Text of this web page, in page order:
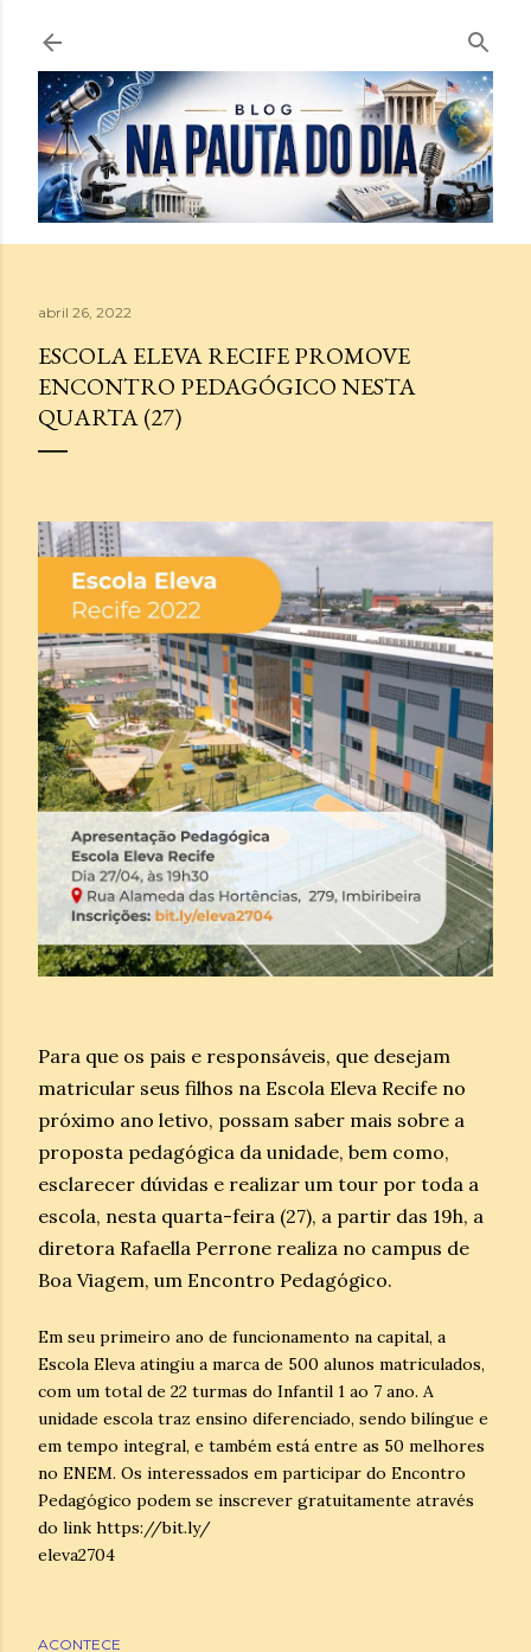
Pular para o conteúdo principal
abril 26, 2022
ESCOLA ELEVA RECIFE PROMOVE
ENCONTRO PEDAGÓGICO NESTA
QUARTA (27)
Para que os pais e responsáveis, que desejam
matricular seus filhos na Escola Eleva Recife no
próximo ano letivo, possam saber mais sobre a
proposta pedagógica da unidade, bem como,
esclarecer dúvidas e realizar um tour por toda a
escola, nesta quarta-feira (27), a partir das 19h, a
diretora Rafaella Perrone realiza no campus de
Boa Viagem, um Encontro Pedagógico.
Em seu primeiro ano de funcionamento na capital, a
Escola Eleva atingiu a marca de 500 alunos matriculados,
com um total de 22 turmas do Infantil 1 ao 7 ano. A
unidade escola traz ensino diferenciado, sendo bilíngue e
em tempo integral, e também está entre as 50 melhores
no ENEM. Os interessados em participar do Encontro
Pedagógico podem se inscrever gratuitamente através
do link https://bit.ly/
eleva2704
ACONTECE